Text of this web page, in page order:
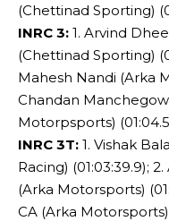
(Chettinad Sporting)
INRC 3: 1. Arvind
(Chettinad Sporting)
Mahesh Nandi (Arka
Chandan
Motorpsports)
INRC 3T: 1. Vishak
Racing) (01:03:39.9);
(Arka Motorsports)
CA (Arka Motorsports)